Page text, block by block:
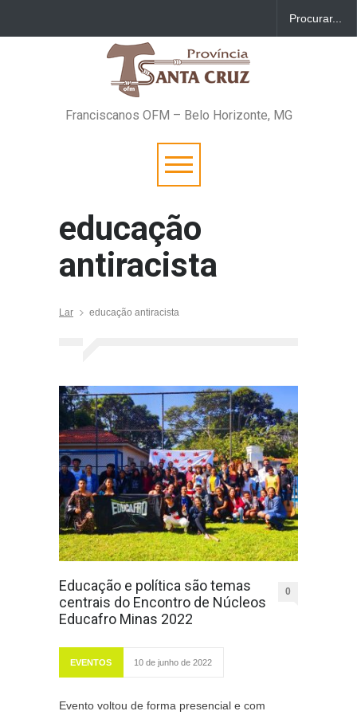
Franciscanos OFM – Belo Horizonte, MG
educação
antiracista
Lar educação antiracista
Educação e política são temas
centrais do Encontro de Núcleos
Educafro Minas 2022
0
EVENTOS 10 de junho de 2022
Evento voltou de forma presencial e com